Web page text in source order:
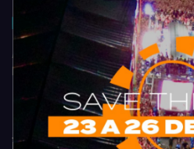
Acompanhe todas as novidades do
Fortaleza. Dicas, promoções,